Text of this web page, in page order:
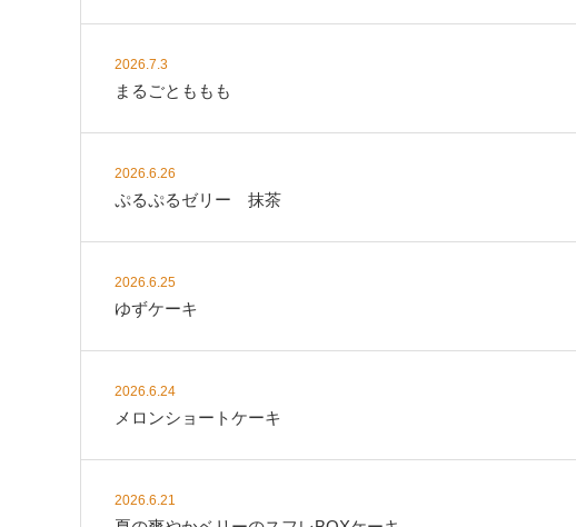
2026.7.3
まるごとももも
2026.6.26
ぷるぷるゼリー 抹茶
2026.6.25
ゆずケーキ
2026.6.24
メロンショートケーキ
2026.6.21